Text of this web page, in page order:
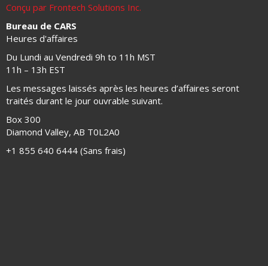
Conçu par Frontech Solutions Inc.
Bureau de CARS
Heures d'affaires
Du Lundi au Vendredi 9h to 11h MST
11h – 13h EST
Les messages laissés après les heures d’affaires seront
traités durant le jour ouvrable suivant.
Box 300
Diamond Valley, AB T0L2A0
+1 855 640 6444 (Sans frais)